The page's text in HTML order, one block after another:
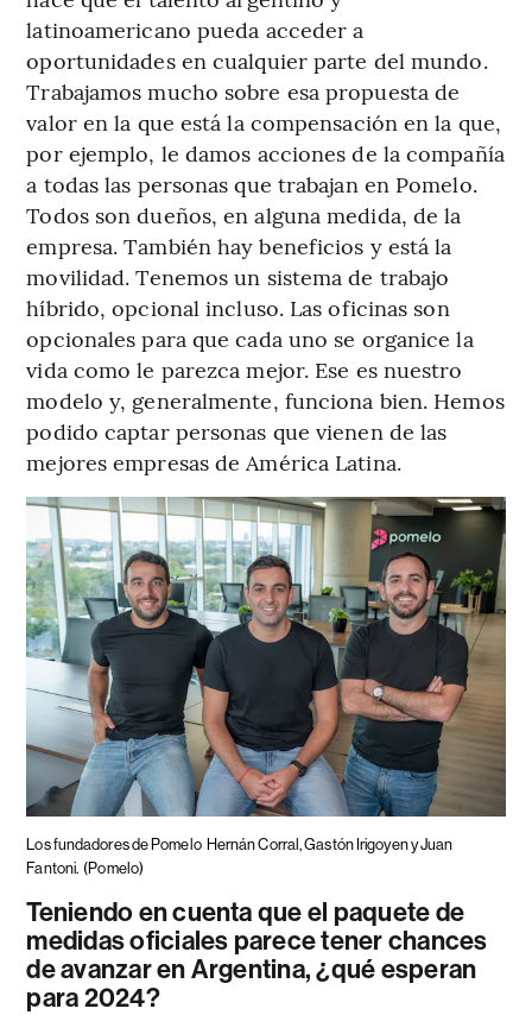
latinoamericano pueda acceder a
oportunidades en cualquier parte del mundo.
Trabajamos mucho sobre esa propuesta de
valor en la que está la compensación en la que,
por ejemplo, le damos acciones de la compañía
a todas las personas que trabajan en Pomelo.
Todos son dueños, en alguna medida, de la
empresa. También hay beneficios y está la
movilidad. Tenemos un sistema de trabajo
híbrido, opcional incluso. Las oficinas son
opcionales para que cada uno se organice la
vida como le parezca mejor. Ese es nuestro
modelo y, generalmente, funciona bien. Hemos
podido captar personas que vienen de las
mejores empresas de América Latina.
Los fundadores de Pomelo Hernán Corral, Gastón Irigoyen y Juan
Fantoni. (Pomelo)
Teniendo en cuenta que el paquete de
medidas oficiales parece tener chances
de avanzar en Argentina, ¿qué esperan
para 2024?